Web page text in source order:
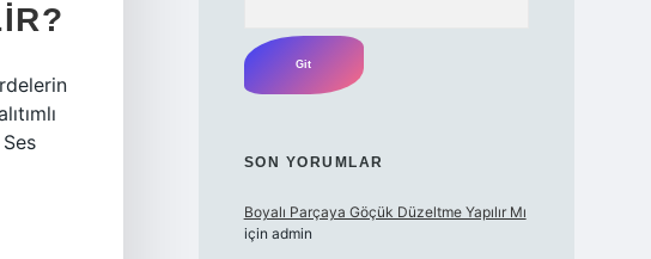
SON YORUMLAR
Boyalı Parçaya Göçük Düzeltme Yapılır Mı
için admin